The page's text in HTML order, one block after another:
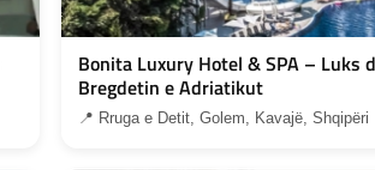
Bonita Luxury Hotel & SPA – Luks
Bregdetin e Adriatikut
📍 Rruga e Detit, Golem, Kavajë, Shqipëri